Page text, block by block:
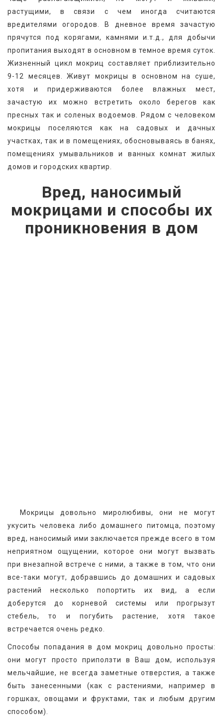
растущими, в связи с чем иногда считаются
вредителями огородов. В дневное время зачастую
прячутся под корягами, камнями и.т.д., для добычи
пропитания выходят в основном в темное время суток.
Жизненный цикл мокриц составляет приблизительно
9-12 месяцев. Живут мокрицы в основном на суше,
хотя и придерживаются более влажных мест,
зачастую их можно встретить около берегов как
пресных так и соленых водоемов. Рядом с человеком
мокрицы поселяются как на садовых и дачных
участках, так и в помещениях, обосновываясь в банях,
помещениях умывальников и ванных комнат жилых
домов и городских квартир.
Вред, наносимый
мокрицами и способы их
проникновения в дом
Мокрицы довольно миролюбивы, они не могут
укусить человека либо домашнего питомца, поэтому
вред, наносимый ими заключается прежде всего в том
неприятном ощущении, которое они могут вызвать
при внезапной встрече с ними, а также в том, что они
все-таки могут, добравшись до домашних и садовых
растений несколько попортить их вид, а если
доберутся до корневой системы или прогрызут
стебель, то и погубить растение, хотя такое
встречается очень редко.
Способы попадания в дом мокриц довольно просты:
они могут просто приползти в Ваш дом, используя
мельчайшие, не всегда заметные отверстия, а также
быть занесенными (как с растениями, например в
горшках, овощами и фруктами, так и любым другим
способом).